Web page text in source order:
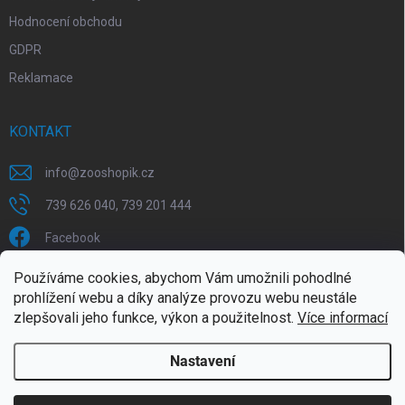
Používáme cookies, abychom Vám umožnili pohodlné
prohlížení webu a díky analýze provozu webu neustále
zlepšovali jeho funkce, výkon a použitelnost. Více informací
Nastavení
Hodnocení obchodu
GDPR
Reklamace
KONTAKT
info@zooshopik.cz
739 626 040, 739 201 444
Facebook
FACEBOOK